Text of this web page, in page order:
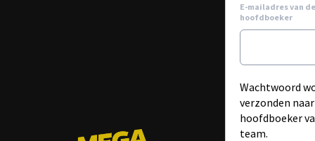
E-mailadres van de
hoofdboeker
Wachtwoord
verzonden
hoofdboeker
team.